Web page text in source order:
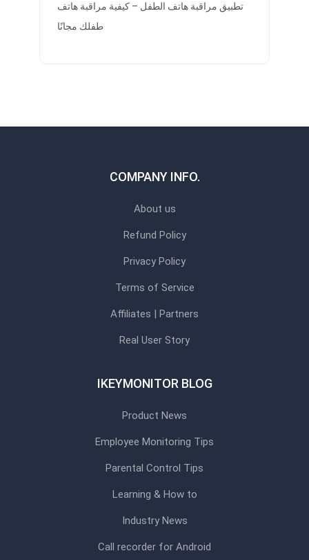
تطبيق مراقبة هاتف الطفل – كيفية مراقبة هاتف
طفلك مجانًا
COMPANY INFO.
About us
Refund Policy
Privacy Policy
Terms of Service
Affiliates | Partners
Real User Story
IKEYMONITOR BLOG
Product News
Employee Monitoring Tips
Parental Control Tips
Learning & How to
Industry News
Call recorder for Android